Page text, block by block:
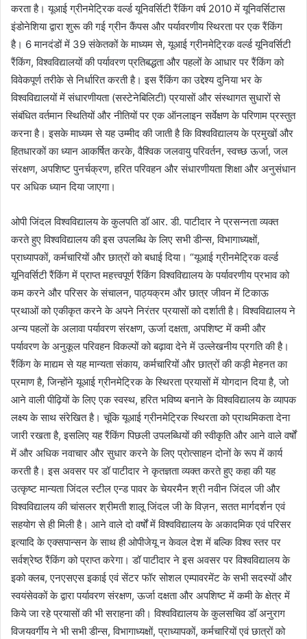
करता है। यूआई ग्रीनमेट्रिक वर्ल्ड यूनिवर्सिटी रैंकिंग वर्ष 2010 में यूनिवर्सिटास
इंडोनेशिया द्वारा शुरू की गई ग्रीन कैंपस और पर्यावरणीय स्थिरता पर एक रैंकिंग
है। 6 मानदंडों में 39 संकेतकों के माध्यम से, यूआई ग्रीनमेट्रिक वर्ल्ड यूनिवर्सिटी
रैंकिंग, विश्वविद्यालयों की पर्यावरण प्रतिबद्धता और पहलों के आधार पर रैंकिंग को
विवेकपूर्ण तरीके से निर्धारित करती है। इस रैंकिंग का उद्देश्य दुनिया भर के
विश्वविद्यालयों में संधारणीयता (सस्टेनेबिलिटी) प्रयासों और संस्थागत सुधारों से
संबंधित वर्तमान स्थितियों और नीतियों पर एक ऑनलाइन सर्वेक्षण के परिणाम प्रस्तुत
करना है। इसके माध्यम से यह उम्मीद की जाती है कि विश्वविद्यालय के प्रमुखों और
हितधारकों का ध्यान आकर्षित करके, वैश्विक जलवायु परिवर्तन, स्वच्छ ऊर्जा, जल
संरक्षण, अपशिष्ट पुनर्चक्रण, हरित परिवहन और संधारणीयता शिक्षा और अनुसंधान
पर अधिक ध्यान दिया जाएगा।
ओपी जिंदल विश्वविद्यालय के कुलपति डॉ आर. डी. पाटीदार ने प्रसन्नता व्यक्त
करते हुए विश्वविद्यालय की इस उपलब्धि के लिए सभी डीन्स, विभागाध्यक्षों,
प्राध्यापकों, कर्मचारियों और छात्रों को बधाई दिया। “यूआई ग्रीनमेट्रिक वर्ल्ड
यूनिवर्सिटी रैंकिंग में प्राप्त महत्त्वपूर्ण रैंकिंग विश्वविद्यालय के पर्यावरणीय प्रभाव को
कम करने और परिसर के संचालन, पाठ्यक्रम और छात्र जीवन में टिकाऊ
प्रथाओं को एकीकृत करने के अपने निरंतर प्रयासों को दर्शाती है। विश्वविद्यालय ने
अन्य पहलों के अलावा पर्यावरण संरक्षण, ऊर्जा दक्षता, अपशिष्ट में कमी और
पर्यावरण के अनुकूल परिवहन विकल्पों को बढ़ावा देने में उल्लेखनीय प्रगति की है।
रैंकिंग के माद्यम से यह मान्यता संकाय, कर्मचारियों और छात्रों की कड़ी मेहनत का
प्रमाण है, जिन्होंने यूआई ग्रीनमेट्रिक के स्थिरता प्रयासों में योगदान दिया है, जो
आने वाली पीढ़ियों के लिए एक स्वस्थ, हरित भविष्य बनाने के विश्वविद्यालय के व्यापक
लक्ष्य के साथ संरेखित है। चूंकि यूआई ग्रीनमेट्रिक स्थिरता को प्राथमिकता देना
जारी रखता है, इसलिए यह रैंकिंग पिछली उपलब्धियों की स्वीकृति और आने वाले वर्षों
में और अधिक नवाचार और सुधार करने के लिए प्रोत्साहन दोनों के रूप में कार्य
करती है। इस अवसर पर डॉ पाटीदार ने कृतज्ञता व्यक्त करते हुए कहा की यह
उत्कृष्ट मान्यता जिंदल स्टील एन्ड पावर के चेयरमैन श्री नवीन जिंदल जी और
विश्वविद्यालय की चांसलर श्रीमती शालू जिंदल जी के विज़न, सतत मार्गदर्शन एवं
सहयोग से ही मिली है। आने वाले दो वर्षों में विश्वविद्यालय के अकादमिक एवं परिसर
इत्यादि के एक्सपान्सन के साथ ही ओपीजेयू न केवल देश में बल्कि विश्व स्तर पर
सर्वश्रेष्ठ रैंकिंग को प्राप्त करेगा। डॉ पाटीदार ने इस अवसर पर विश्वविद्यालय के
इको क्लब, एनएसएस इकाई एवं सेंटर फॉर सोशल एम्पावरमेंट के सभी सदस्यों और
स्वयंसेवकों के द्वारा पर्यावरण संरक्षण, ऊर्जा दक्षता और अपशिष्ट में कमी के क्षेत्र में
किये जा रहे प्रयासों की भी सराहना की। विश्वविद्यालय के कुलसचिव डॉ अनुराग
विजयवर्गीय ने भी सभी डीन्स, विभागाध्यक्षों, प्राध्यापकों, कर्मचारियों एवं छात्रों को